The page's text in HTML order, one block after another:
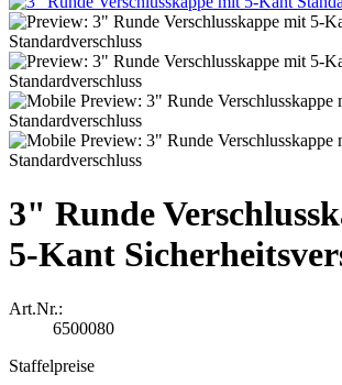
3" Runde
5-Kant
Art.Nr.:
6500080
Staffelpreise